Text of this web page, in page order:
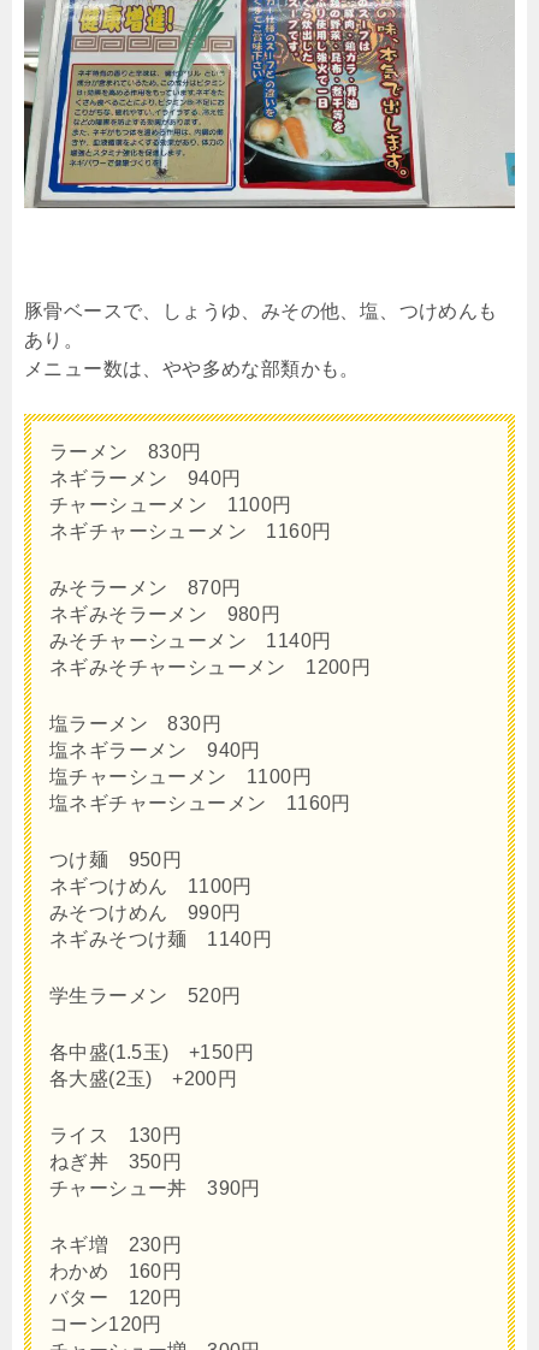
豚骨ベースで、しょうゆ、みその他、塩、つけめんも
あり。
メニュー数は、やや多めな部類かも。
ラーメン 830円
ネギラーメン 940円
チャーシューメン 1100円
ネギチャーシューメン 1160円
みそラーメン 870円
ネギみそラーメン 980円
みそチャーシューメン 1140円
ネギみそチャーシューメン 1200円
塩ラーメン 830円
塩ネギラーメン 940円
塩チャーシューメン 1100円
塩ネギチャーシューメン 1160円
つけ麺 950円
ネギつけめん 1100円
みそつけめん 990円
ネギみそつけ麺 1140円
学生ラーメン 520円
各中盛(1.5玉) +150円
各大盛(2玉) +200円
ライス 130円
ねぎ丼 350円
チャーシュー丼 390円
ネギ増 230円
わかめ 160円
バター 120円
コーン120円